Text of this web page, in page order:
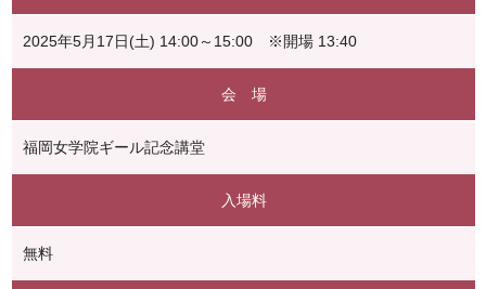
2025年5月17日(土) 14:00～15:00 ※開場 13:40
会 場
福岡女学院ギール記念講堂
入場料
無料